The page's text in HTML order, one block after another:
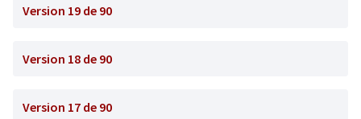
Version 19 de 90
Version 18 de 90
Version 17 de 90